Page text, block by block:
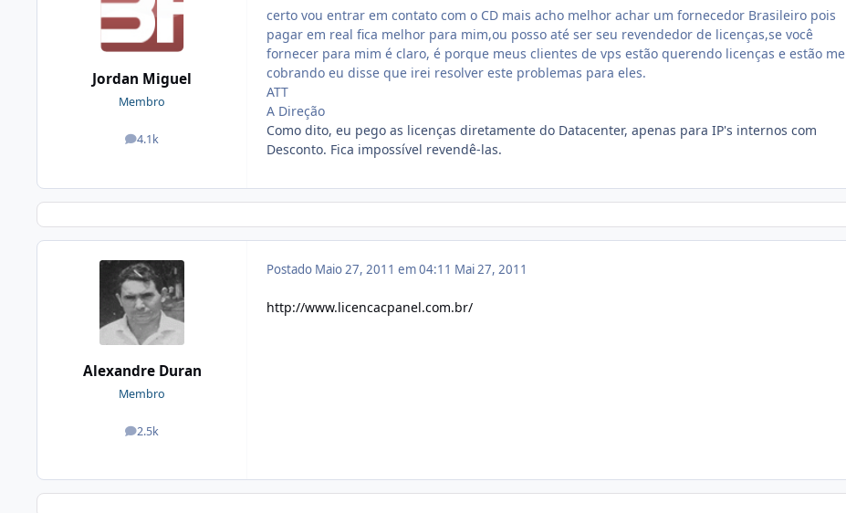
Jordan Miguel
Membro
4.1k
posts
certo vou entrar em contato com o CD mais acho melhor achar um fornecedor Brasileiro pois
pagar em real fica melhor para mim,ou posso até ser seu revendedor de licenças,se você
fornecer para mim é claro, é porque meus clientes de vps estão querendo licenças e estão me
cobrando eu disse que irei resolver este problemas para eles.
ATT
A Direção
Como dito, eu pego as licenças diretamente do Datacenter, apenas para IP's internos com
Desconto. Fica impossível revendê-las.
Alexandre Duran
Membro
2.5k
posts
Postado Maio 27, 2011 em 04:11 Mai 27, 2011
http://www.licencacpanel.com.br/